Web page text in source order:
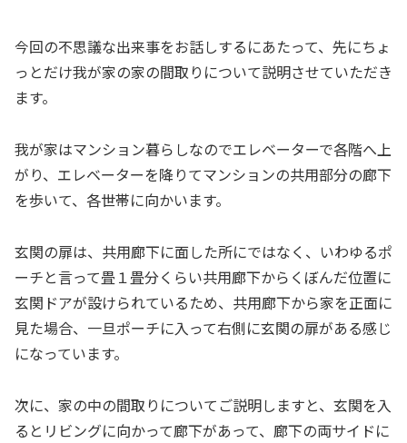
今回の不思議な出来事をお話しするにあたって、先にちょ
っとだけ我が家の家の間取りについて説明させていただき
ます。
我が家はマンション暮らしなのでエレベーターで各階へ上
がり、エレベーターを降りてマンションの共用部分の廊下
を歩いて、各世帯に向かいます。
玄関の扉は、共用廊下に面した所にではなく、いわゆるポ
ーチと言って畳１畳分くらい共用廊下からくぼんだ位置に
玄関ドアが設けられているため、共用廊下から家を正面に
見た場合、一旦ポーチに入って右側に玄関の扉がある感じ
になっています。
次に、家の中の間取りについてご説明しますと、玄関を入
るとリビングに向かって廊下があって、廊下の両サイドに